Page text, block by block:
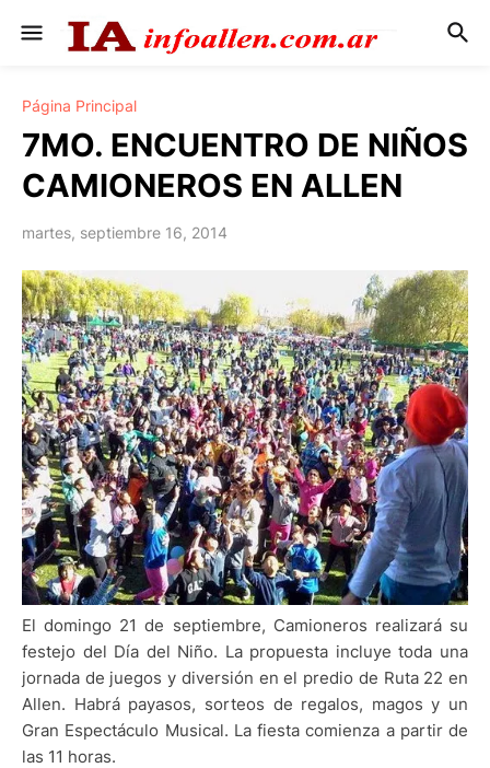
Página Principal
7MO. ENCUENTRO DE NIÑOS
CAMIONEROS EN ALLEN
martes, septiembre 16, 2014
El domingo 21 de septiembre, Camioneros realizará su
festejo del Día del Niño. La propuesta incluye toda una
jornada de juegos y diversión en el predio de Ruta 22 en
Allen. Habrá payasos, sorteos de regalos, magos y un
Gran Espectáculo Musical. La fiesta comienza a partir de
las 11 horas.